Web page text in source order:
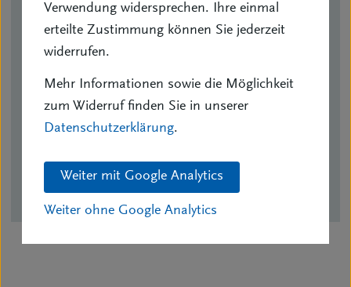
Verwendung widersprechen. Ihre einmal
erteilte Zustimmung können Sie jederzeit
widerrufen.
Mehr Informationen sowie die Möglichkeit
zum Widerruf finden Sie in unserer
Datenschutzerklärung.
Weiter mit Google Analytics
Weiter ohne Google Analytics
Stefan Wölfel
(1. Vorsitzender)
Mobil: 0178/7980865
Fax.: 0921/84116
bv.oberfranken-bayreuth@bvk.de
BV Vorstand